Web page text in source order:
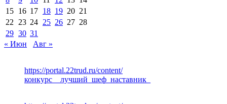
15 16 17 18 19 20 21
22
23 24 25 26 27 28
29 30 31
« Июн
Авг »
https://portal.22trud.ru/content/
конкурс__лучший_шеф_наставник_